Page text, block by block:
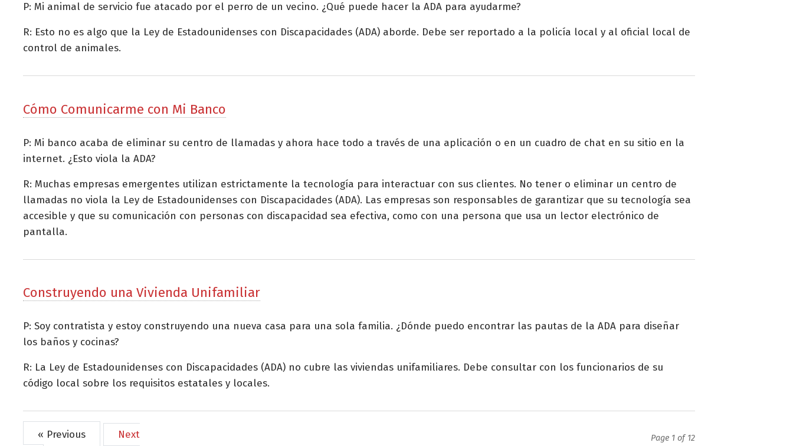
P: Mi animal de servicio fue atacado por el perro de un vecino. ¿Qué puede hacer la ADA para ayudarme?
R: Esto no es algo que la Ley de Estadounidenses con Discapacidades (ADA) aborde. Debe ser reportado a la policía local y al oficial local de
control de animales.
Cómo Comunicarme con Mi Banco
P: Mi banco acaba de eliminar su centro de llamadas y ahora hace todo a través de una aplicación o en un cuadro de chat en su sitio en la
internet. ¿Esto viola la ADA?
R: Muchas empresas emergentes utilizan estrictamente la tecnología para interactuar con sus clientes. No tener o eliminar un centro de
llamadas no viola la Ley de Estadounidenses con Discapacidades (ADA). Las empresas son responsables de garantizar que su tecnología sea
accesible y que su comunicación con personas con discapacidad sea efectiva, como con una persona que usa un lector electrónico de
pantalla.
Construyendo una Vivienda Unifamiliar
P: Soy contratista y estoy construyendo una nueva casa para una sola familia. ¿Dónde puedo encontrar las pautas de la ADA para diseñar
los baños y cocinas?
R: La Ley de Estadounidenses con Discapacidades (ADA) no cubre las viviendas unifamiliares. Debe consultar con los funcionarios de su
código local sobre los requisitos estatales y locales.
« Previous Next Page 1 of 12